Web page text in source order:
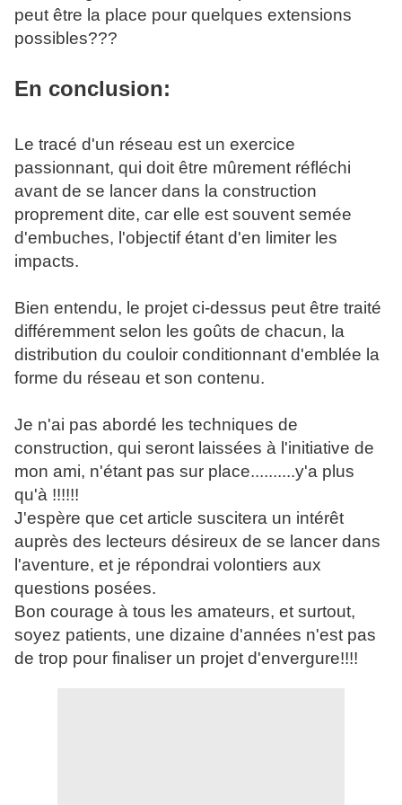
peut être la place pour quelques extensions
possibles???
En conclusion:
Le tracé d'un réseau est un exercice
passionnant, qui doit être mûrement réfléchi
avant de se lancer dans la construction
proprement dite, car elle est souvent semée
d'embuches, l'objectif étant d'en limiter les
impacts.
Bien entendu, le projet ci-dessus peut être traité
différemment selon les goûts de chacun, la
distribution du couloir conditionnant d'emblée la
forme du réseau et son contenu.
Je n'ai pas abordé les techniques de
construction, qui seront laissées à l'initiative de
mon ami, n'étant pas sur place..........y'a plus
qu'à !!!!!!
J'espère que cet article suscitera un intérêt
auprès des lecteurs désireux de se lancer dans
l'aventure, et je répondrai volontiers aux
questions posées.
Bon courage à tous les amateurs, et surtout,
soyez patients, une dizaine d'années n'est pas
de trop pour finaliser un projet d'envergure!!!!